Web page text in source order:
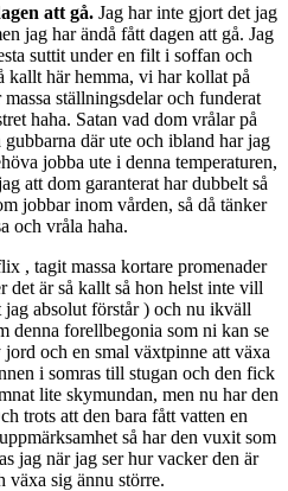
att gå. Jag har inte gjort det jag
jag har ändå fått dagen att gå. Jag
suttit under en filt i soffan och
kallt här hemma, vi har kollat på
ställningsdelar och funderat
haha. Satan vad dom vrålar på
där ute och ibland har jag
jobba ute i denna temperaturen,
att dom garanterat har dubbelt så
jobbar inom vården, så då tänker
och vråla haha.
, tagit massa kortare promenader
det är så kallt så hon helst inte vill
absolut förstår ) och nu ikväll
denna forellbegonia som ni kan se
och en smal växtpinne att växa
i somras till stugan och den fick
lite skymundan, men nu har den
trots att den bara fått vatten en
så har den vuxit som
jag när jag ser hur vacker den är
växa sig ännu större.